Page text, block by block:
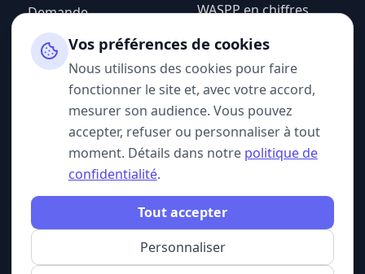
Demande
d'information
Espace admin
WASPP en chiffres
Mentions légales
Politique de
confidentialité
CGU
SUIVEZ-NOUS
© 2026 WASPP. Tous droits réservés.
Vos préférences de cookies
Nous utilisons des cookies pour faire
fonctionner le site et, avec votre accord,
mesurer son audience. Vous pouvez
accepter, refuser ou personnaliser à tout
moment. Détails dans notre politique de
confidentialité.
Personnaliser
Tout accepter